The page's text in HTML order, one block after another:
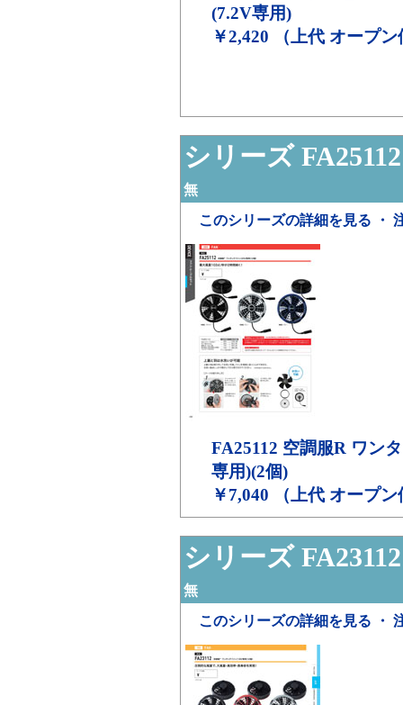
(7.2V専用)
￥2,420 （上代 オープ
シリーズ FA25112
無
このシリーズの詳細を見る ・
FA25112 空調服R ワン
専用)(2個)
￥7,040 （上代 オープ
シリーズ FA23112
無
このシリーズの詳細を見る ・